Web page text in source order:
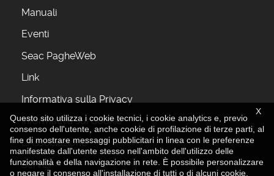
X
Questo sito utilizza i cookie tecnici, i cookie analytics e, previo
consenso dell'utente, anche cookie di profilazione di terze parti, al
fine di mostrare messaggi pubblicitari in linea con le preferenze
manifestate dall'utente stesso nell'ambito dell'utilizzo delle
funzionalità e della navigazione in rete. È possibile personalizzare
o negare il consenso all'installazione di tutti o di alcuni cookie.
Manuali
Eventi
Seac PagheWeb
Link
Informativa sulla Privacy
Informativa sui Cookie
L'Associazione
Servizi